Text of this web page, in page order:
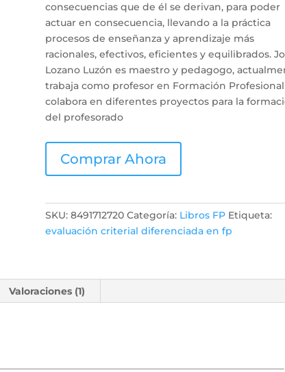
consecuencias que de él se derivan, para poder
actuar en consecuencia, llevando a la práctica
procesos de enseñanza y aprendizaje más
racionales, efectivos, eficientes y equilibrados.
Lozano Luzón es maestro y pedagogo,
trabaja como profesor en Formación
colabora en diferentes proyectos para la
del profesorado
Comprar Ahora
SKU:8491712720 Categoría: Libros FP Etiqueta:
evaluación criterial diferenciada en fp
Valoraciones (1)